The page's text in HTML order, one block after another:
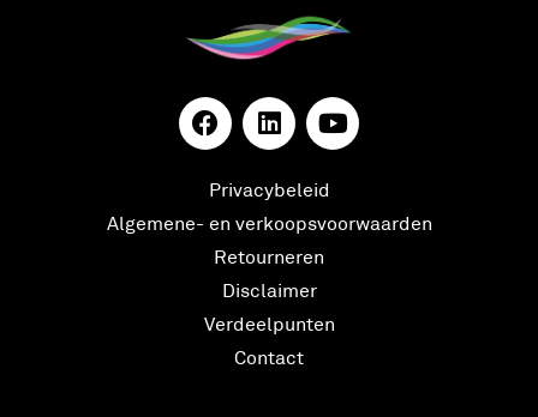
Privacybeleid
Algemene- en verkoopsvoorwaarden
Retourneren
Disclaimer
Verdeelpunten
Contact